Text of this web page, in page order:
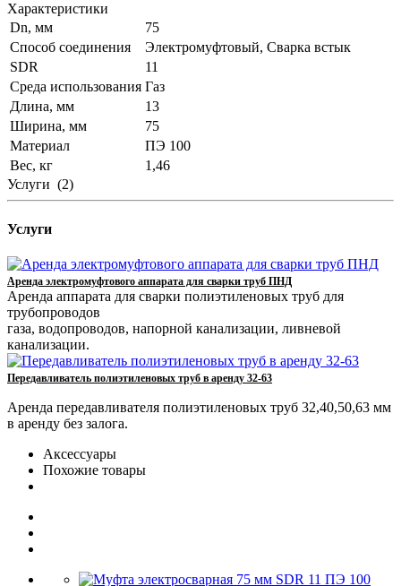
Характеристики
Dn, мм
75
Способ соединения
Электромуфтовый, Сварка встык
SDR
11
Среда использования Газ
Длина, мм
13
Ширина, мм
75
Материал
ПЭ 100
Вес, кг
1,46
Услуги (2)
Услуги
Аренда электромуфтового аппарата для сварки труб ПНД
Аренда аппарата для сварки полиэтиленовых труб для
трубопроводов
газа, водопроводов, напорной канализации, ливневой
канализации.
Передавливатель полиэтиленовых труб в аренду 32-63
Аренда передавливателя полиэтиленовых труб 32,40,50,63 мм
в аренду без залога.
Аксессуары
Похожие товары